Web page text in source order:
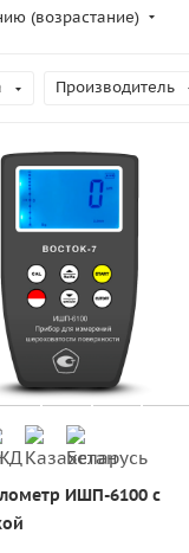
(возрастание)
Производитель
ИШП-6100 с